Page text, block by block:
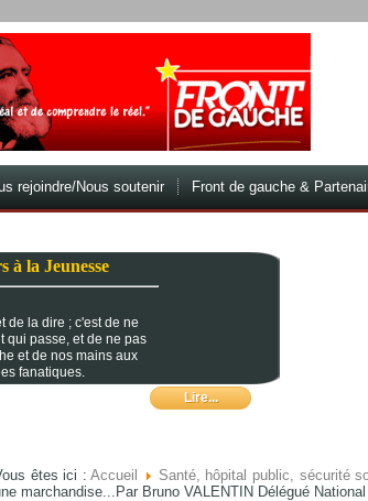
à la Jeunesse
de la dire ; c'est de ne
qui passe, et de ne pas
et de nos mains aux
fanatiques.
Lire...
rejoindre/Nous soutenir Front de gauche &
êtes ici :Accueil Santé, hôpital public, sécurité
marchandise...Par Bruno VALENTIN Délégué